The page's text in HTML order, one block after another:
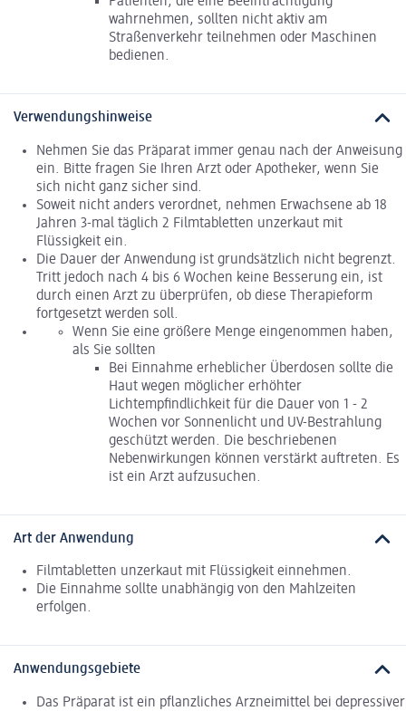
wahrnehmen, sollten nicht aktiv am
Straßenverkehr teilnehmen oder Maschinen
bedienen.
Verwendungshinweise
Nehmen Sie das Präparat immer genau nach der Anweisung
ein. Bitte fragen Sie Ihren Arzt oder Apotheker, wenn Sie
sich nicht ganz sicher sind.
Soweit nicht anders verordnet, nehmen Erwachsene ab 18
Jahren 3-mal täglich 2 Filmtabletten unzerkaut mit
Flüssigkeit ein.
Die Dauer der Anwendung ist grundsätzlich nicht begrenzt.
Tritt jedoch nach 4 bis 6 Wochen keine Besserung ein, ist
durch einen Arzt zu überprüfen, ob diese Therapieform
fortgesetzt werden soll.
Wenn Sie eine größere Menge eingenommen haben,
als Sie sollten
Bei Einnahme erheblicher Überdosen sollte die
Haut wegen möglicher erhöhter
Lichtempfindlichkeit für die Dauer von 1 - 2
Wochen vor Sonnenlicht und UV-Bestrahlung
geschützt werden. Die beschriebenen
Nebenwirkungen können verstärkt auftreten. Es
ist ein Arzt aufzusuchen.
Art der Anwendung
Filmtabletten unzerkaut mit Flüssigkeit einnehmen.
Die Einnahme sollte unabhängig von den Mahlzeiten
erfolgen.
Anwendungsgebiete
Das Präparat ist ein pflanzliches Arzneimittel bei depressiver